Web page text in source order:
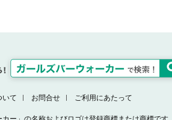
いて お問合せ ご利用にあたって